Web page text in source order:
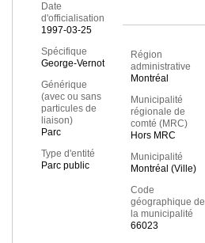
Date
d'officialisation
1997-03-25
Spécifique
George-Vernot
Générique
(avec ou sans
particules de
liaison)
Parc
Type d'entité
Parc public
Région
administrative
Montréal
Municipalité
régionale de
comté (MRC)
Hors MRC
Municipalité
Montréal (Ville)
Code
géographique de
la municipalité
66023